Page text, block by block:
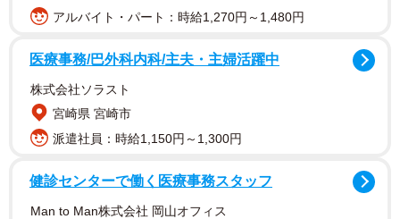
っています。岸さんは「なんと、34歳のすっぴん裸眼が表
ト目の写真で、すっとカメラをみたときに撮ってくださっ
たものです 奇跡の1枚ということでゲットしてください」
とコメントしています。
生年月日1991年4月11日 大阪府出身 身長158cm 2012
年3月にグラビアデビューし、以降、俳優として映画やドラ
アルバイト・パート：時給1,270円～1,480円
医療事務/巴外科内科/主夫・主婦活躍中
株式会社ソラスト
宮崎県 宮崎市
派遣社員：時給1,150円～1,300円
健診センターで働く医療事務スタッフ
Man to Man株式会社 岡山オフィス